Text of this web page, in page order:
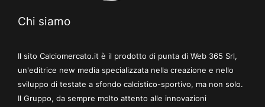
Chi siamo
Il sito Calciomercato.it è il prodotto di punta di Web 365 Srl,
un'editrice new media specializzata nella creazione e nello
sviluppo di testate a sfondo calcistico-sportivo, ma non solo.
Il Gruppo, da sempre molto attento alle innovazioni